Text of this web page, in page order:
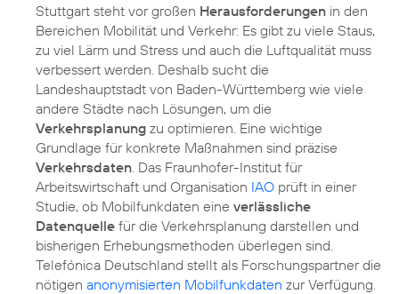
Stuttgart steht vor großen Herausforderungen in den
Bereichen Mobilität und Verkehr: Es gibt zu viele Staus,
zu viel Lärm und Stress und auch die Luftqualität muss
verbessert werden. Deshalb sucht die
Landeshauptstadt von Baden-Württemberg wie viele
andere Städte nach Lösungen, um die
Verkehrsplanung zu optimieren. Eine wichtige
Grundlage für konkrete Maßnahmen sind präzise
Verkehrsdaten . Das Fraunhofer-Institut für
Arbeitswirtschaft und Organisation IAO prüft in einer
Studie, ob Mobilfunkdaten eine verlässliche
Datenquelle für die Verkehrsplanung darstellen und
bisherigen Erhebungsmethoden überlegen sind.
Telefónica Deutschland stellt als Forschungspartner die
nötigen anonymisierten Mobilfunkdaten zur Verfügung.